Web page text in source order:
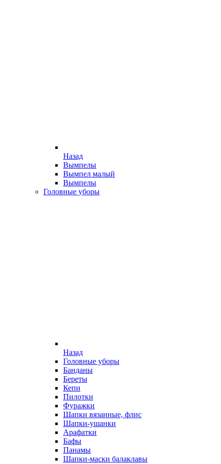
Назад
Вымпелы
Вымпел малый
Вымпелы
Головные уборы
Назад
Головные уборы
Банданы
Береты
Кепи
Пилотки
Фуражки
Шапки вязанные, флис
Шапки-ушанки
Арафатки
Бафы
Панамы
Шапки-маски балаклавы